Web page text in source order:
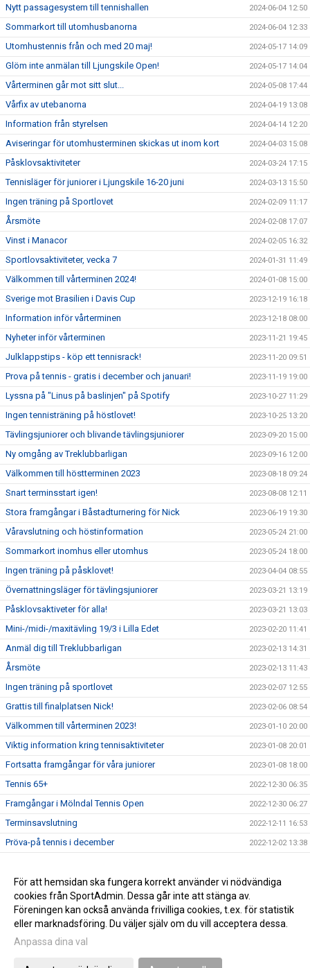
Nytt passagesystem till tennishallen 2024-06-04 12:50
Sommarkort till utomhusbanorna 2024-06-04 12:33
Utomhustennis från och med 20 maj! 2024-05-17 14:09
Glöm inte anmälan till Ljungskile Open! 2024-05-17 14:04
Vårterminen går mot sitt slut... 2024-05-08 17:44
Vårfix av utebanorna 2024-04-19 13:08
Information från styrelsen 2024-04-14 12:20
Aviseringar för utomhusterminen skickas ut inom kort 2024-04-03 15:08
Påsklovsaktiviteter 2024-03-24 17:15
Tennisläger för juniorer i Ljungskile 16-20 juni 2024-03-13 15:50
Ingen träning på Sportlovet 2024-02-09 11:17
Årsmöte 2024-02-08 17:07
Vinst i Manacor 2024-02-05 16:32
Sportlovsaktiviteter, vecka 7 2024-01-31 11:49
Välkommen till vårterminen 2024! 2024-01-08 15:00
Sverige mot Brasilien i Davis Cup 2023-12-19 16:18
Information inför vårterminen 2023-12-18 08:00
Nyheter inför vårterminen 2023-11-21 19:45
Julklappstips - köp ett tennisrack! 2023-11-20 09:51
Prova på tennis - gratis i december och januari! 2023-11-19 19:00
Lyssna på "Linus på baslinjen" på Spotify 2023-10-27 11:29
Ingen tennisträning på höstlovet! 2023-10-25 13:20
Tävlingsjuniorer och blivande tävlingsjuniorer 2023-09-20 15:00
Ny omgång av Treklubbarligan 2023-09-16 12:00
Välkommen till höstterminen 2023 2023-08-18 09:24
Snart terminsstart igen! 2023-08-08 12:11
Stora framgångar i Båstadturnering för Nick 2023-06-19 19:30
Våravslutning och höstinformation 2023-05-24 21:00
Sommarkort inomhus eller utomhus 2023-05-24 18:00
Ingen träning på påsklovet! 2023-04-04 08:55
Övernattningsläger för tävlingsjuniorer 2023-03-21 13:19
Påsklovsaktiveter för alla! 2023-03-21 13:03
Mini-/midi-/maxitävling 19/3 i Lilla Edet 2023-02-20 11:41
Anmäl dig till Treklubbarligan 2023-02-13 14:31
Årsmöte 2023-02-13 11:43
Ingen träning på sportlovet 2023-02-07 12:55
Grattis till finalplatsen Nick! 2023-02-06 08:54
Välkommen till vårterminen 2023! 2023-01-10 20:00
Viktig information kring tennisaktiviteter 2023-01-08 20:01
Fortsatta framgångar för våra juniorer 2023-01-08 18:00
Tennis 65+ 2022-12-30 06:35
Framgångar i Mölndal Tennis Open 2022-12-30 06:27
Terminsavslutning 2022-12-11 16:53
Pröva-på tennis i december 2022-12-02 13:38
Enklare betalningssystem införs 2022-11-16 13:35
Välkommen till vår nya hemsida! 2022-11-10 10:26
Gå till Webbversion
För att hemsidan ska fungera korrekt använder vi nödvändiga
cookies från SportAdmin. Dessa går inte att stänga av.
Föreningen kan också använda frivilliga cookies, t.ex. för statistik
eller marknadsföring. Du väljer själv om du vill acceptera dessa.
Anpassa dina val